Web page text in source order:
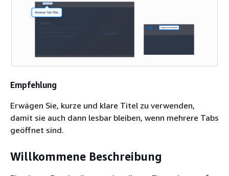
Empfehlung
Erwägen Sie, kurze und klare Titel zu verwenden,
damit sie auch dann lesbar bleiben, wenn mehrere Tabs
geöffnet sind.
Willkommene Beschreibung